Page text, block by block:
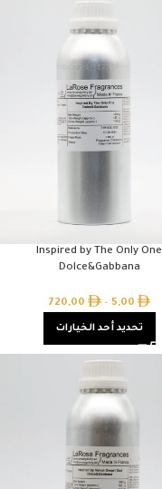
Inspired by The Only One
Dolce&Gabbana
5,00
–
720,00
تحديد أحد الخيارات